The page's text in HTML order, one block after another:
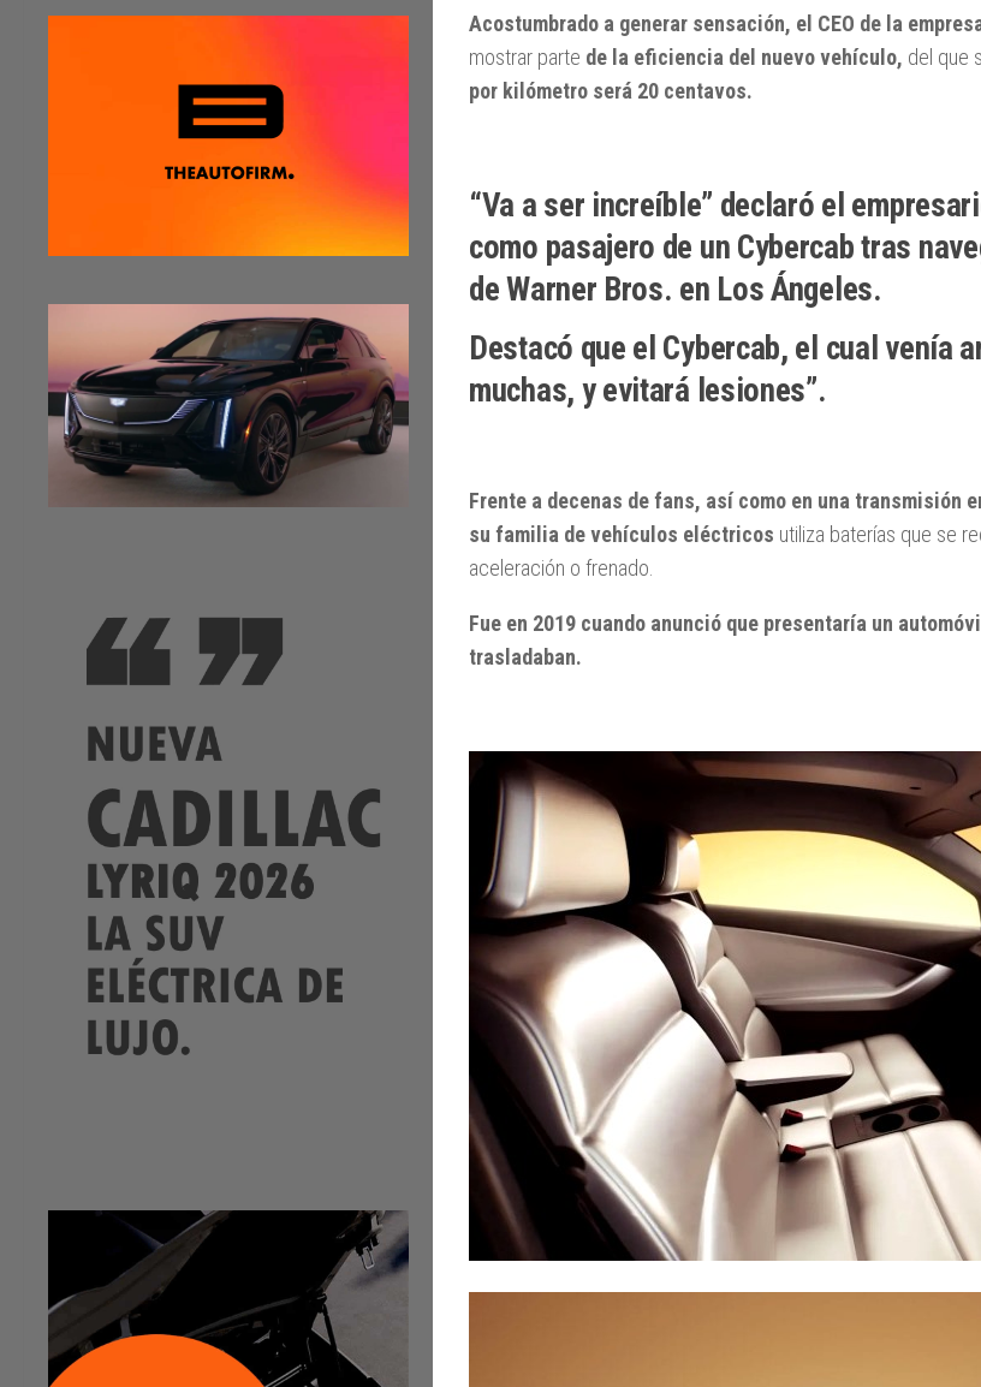
Acostumbrado a generar sensación, el CEO de la
mostrar parte de la eficiencia del nuevo vehículo, del que
por kilómetro será 20 centavos.
“Va a ser increíble” declaró el
como pasajero de un Cybercab tras
de Warner Bros. en Los Ángeles.
Destacó que el Cybercab, el cual venía
muchas, y evitará lesiones”.
Frente a decenas de fans, así como en una transmisión
su familia de vehículos eléctricos utiliza baterías que se
aceleración o frenado.
Fue en 2019 cuando anunció que presentaría un
trasladaban.